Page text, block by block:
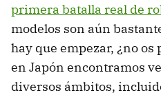
primera batalla real de
modelos son aún
hay que empezar, ¿no os
en Japón encontramos
diversos ámbitos,